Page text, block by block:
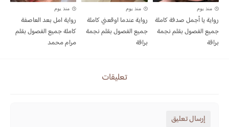
منذ يوم
رواية يا أجمل صدفة كاملة
جميع الفصول بقلم نجمة
براقة
منذ يوم
رواية عندما اوقعني كاملة
جميع الفصول بقلم نجمة
براقة
منذ يوم
رواية امل بعد العاصفة
كاملة جميع الفصول بقلم
مرام محمد
تعليقات
إرسال تعليق